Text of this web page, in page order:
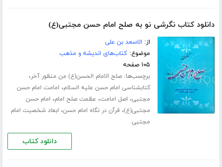
دانلود کتاب نگرشی نو به صلح امام حسن مجتبی(ع)
از: الاسعد بن علی
موضوع:کتاب‌های اندیشه و مذهب
۱۰۵ صفحه
برچسب‌ها:صلح الامام الحسن(ع) من منظور آخر،
کتابشناسی امام حسن علیه السلام، امامت امام حسن
مجتبی، اصل امامت، عظمت صلح امام، امام حسن
مجتبی(ع)، قرآن در نگاه امام حسن، ابعاد شخصیت امام
مجتبی
دانلود کتاب